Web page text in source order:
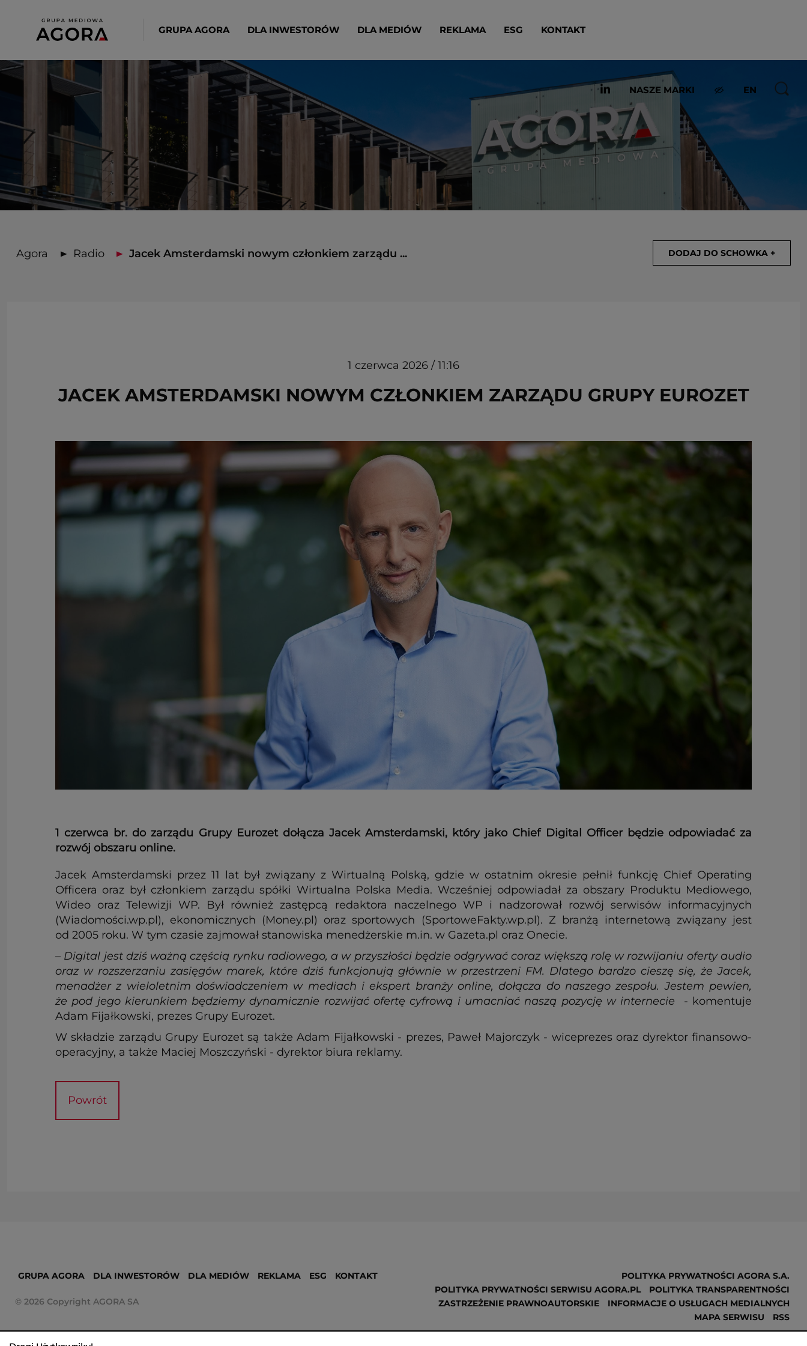
GRUPA AGORA DLA INWESTORÓW DLA MEDIÓW REKLAMA ESG KONTAKT
NASZE MARKI EN
Agora Radio Jacek Amsterdamski nowym członkiem zarządu ... DODAJ DO SCHOWKA +
1 czerwca 2026 / 11:16
JACEK AMSTERDAMSKI NOWYM CZŁONKIEM ZARZĄDU GRUPY EUROZET
1 czerwca br. do zarządu Grupy Eurozet dołącza Jacek Amsterdamski, który jako Chief Digital Officer będzie odpowiadać za
rozwój obszaru online.
Jacek Amsterdamski przez 11 lat był związany z Wirtualną Polską, gdzie w ostatnim okresie pełnił funkcję Chief Operating
Officera oraz był członkiem zarządu spółki Wirtualna Polska Media. Wcześniej odpowiadał za obszary Produktu Mediowego,
Wideo oraz Telewizji WP. Był również zastępcą redaktora naczelnego WP i nadzorował rozwój serwisów informacyjnych
(Wiadomości.wp.pl), ekonomicznych (Money.pl) oraz sportowych (SportoweFakty.wp.pl). Z branżą internetową związany jest
od 2005 roku. W tym czasie zajmował stanowiska menedżerskie m.in. w Gazeta.pl oraz Onecie.
– Digital jest dziś ważną częścią rynku radiowego, a w przyszłości będzie odgrywać coraz większą rolę w rozwijaniu oferty audio
oraz w rozszerzaniu zasięgów marek, które dziś funkcjonują głównie w przestrzeni FM. Dlatego bardzo cieszę się, że Jacek,
menadżer z wieloletnim doświadczeniem w mediach i ekspert branży online, dołącza do naszego zespołu. Jestem pewien,
że pod jego kierunkiem będziemy dynamicznie rozwijać ofertę cyfrową i umacniać naszą pozycję w internecie - komentuje
Adam Fijałkowski, prezes Grupy Eurozet.
W składzie zarządu Grupy Eurozet są także Adam Fijałkowski - prezes, Paweł Majorczyk - wiceprezes oraz dyrektor finansowo-
operacyjny, a także Maciej Moszczyński - dyrektor biura reklamy.
Powrót
GRUPA AGORA DLA INWESTORÓW DLA MEDIÓW REKLAMA ESG KONTAKT
© 2026 Copyright AGORA SA
POLITYKA PRYWATNOŚCI AGORA S.A.
POLITYKA PRYWATNOŚCI SERWISU AGORA.PL
POLITYKA TRANSPARENTNOŚCI
ZASTRZEŻENIE PRAWNOAUTORSKIE
INFORMACJE O USŁUGACH MEDIALNYCH
MAPA SERWISU
RSS